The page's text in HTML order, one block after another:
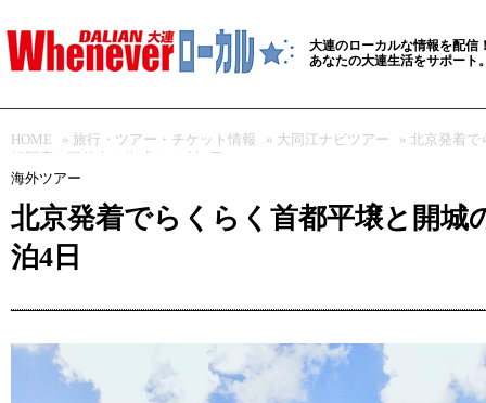
大連のローカルな情報を配信
あなたの大連生活をサポート
HOME » 旅行・ツアー・チケット情報 » 大同江ナビツアー
» 北京発着
海外ツアー
北京発着でらくらく首都平壌と開城
泊4日